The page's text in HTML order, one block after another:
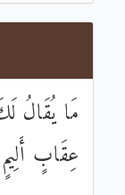
مَا يُقَالُ
عِقَابٍ أَلِيمٍ